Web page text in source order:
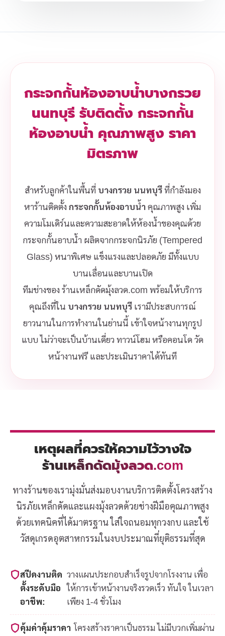
กระจกกั้นห้องอาบน้ำบางกรวย
นนทบุรี รับติดตั้ง กระจกกั้น
ห้องอาบน้ำ คุณภาพสูง ราคา
มิตรภาพ
สำหรับลูกค้าในพื้นที่ บางกรวย นนทบุรีที่กำลังมอง
หาร้านติดตั้งกระจกกั้นห้องอาบน้ำคุณภาพสูง เพิ่ม
ความโมเดิร์นและความสะอาดให้ห้องน้ำของคุณด้วย
กระจกกั้นอาบน้ำ ผลิตจากกระจกนิรภัย (Tempered
Glass) หนาพิเศษ แข็งแรงและปลอดภัย มีทั้งแบบ
บานเลื่อนและบานเปิด
ทีมช่างของ ร้านเหล็กดัดมุ้งลวด.com พร้อมให้บริการ
คุณถึงที่ใน บางกรวย นนทบุรี เรามีประสบการณ์
ยาวนานในการทำงานในย่านนี้ เข้าใจหน้างานทุกรูป
แบบ ไม่ว่าจะเป็นบ้านเดี่ยว ทาวน์โฮม หรือคอนโด วัด
หน้างานฟรี และประเมินราคาได้ทันที
เหตุผลที่ควรให้ความไว้วางใจ
ร้านเหล็กดัดมุ้งลวด.com
ทางร้านของเรามุ่งมั่นส่งมอบงานบริการติดตั้งโครงสร้าง
นิรภัยเหล็กดัดและแผงมุ้งลวดด้วยช่างฝีมือคุณภาพสูง
ด้วยเทคนิคที่ได้มาตรฐาน ใส่ใจถนอมทุกวงกบ และใช้
วัสดุเกรดอุตสาหกรรมในงบประมาณที่ยุติธรรมที่สุด
สปีดงานติด
ตั้งระดับมือ
อาชีพ:
วางแผนประกอบสำเร็จรูปจากโรงงาน เพื่อ
ให้การเข้าหน้างานจริงรวดเร็ว ทันใจ ในเวลา
เพียง 1-4 ชั่วโมง
คุ้มค่าคุ้มราคา โครงสร้างราคาเป็นธรรม ไม่มีบวกเพิ่มผ่าน